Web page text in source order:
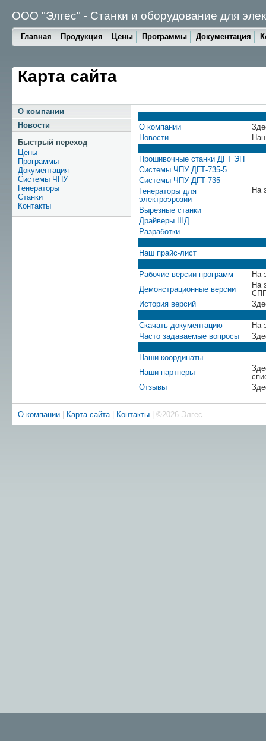
ООО "Элгес" - Станки и оборудование для
Главная Продукция Цены Программы Документация
Карта сайта
О компании
Новости
Быстрый переход
Цены
Программы
Документация
Системы ЧПУ
Генераторы
Станки
Контакты
О компании
Новости
Прошивочные станки ДГТ ЭП
На
Системы ЧПУ ДГТ-735-5
Системы ЧПУ ДГТ-735
Генераторы для
электроэрозии
Вырезные станки
Драйверы ШД
Разработки
Наш прайс-лист
Рабочие версии программ
На
Демонстрационные версии
На
История версий
Скачать документацию
На
Часто задаваемые вопросы
Наши координаты
Наши партнеры
Отзывы
О компании| Карта сайта| Контакты| ©2026 Элгес